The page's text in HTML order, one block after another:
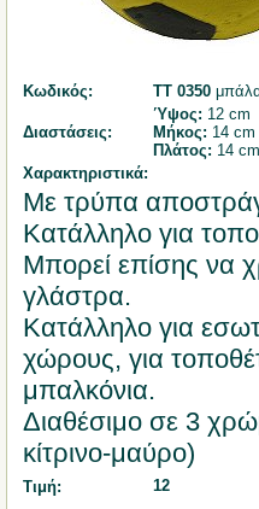
Κωδικός: ΤΤ 0350
Διαστάσεις:
Ύψος: 12 cm
Μήκος: 14 cm
Πλάτος: 14 cm
Χαρακτηριστικά:
Με τρύπα
Κατάλληλο για
Μπορεί επίσης να
γλάστρα.
Κατάλληλο για
χώρους, για
μπαλκόνια.
Διαθέσιμο σε 3
κίτρινο-μαύρο)
Τιμή: 12